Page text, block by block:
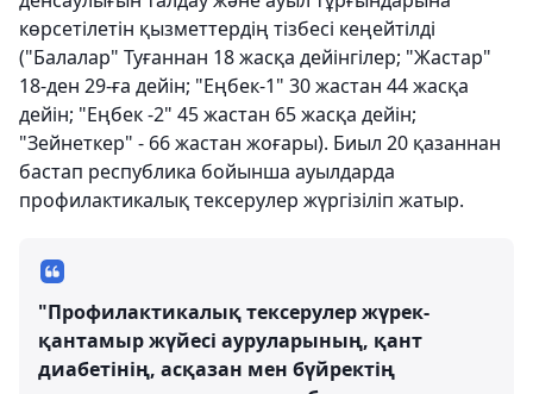
көрсетілетін қызметтердің тізбесі кеңейтілді
("Балалар" Туғаннан 18 жасқа дейінгілер; "Жастар"
18-ден 29-ға дейін; "Еңбек-1" 30 жастан 44 жасқа
дейін; "Еңбек -2" 45 жастан 65 жасқа дейін;
"Зейнеткер" - 66 жастан жоғары). Биыл 20 қазаннан
бастап республика бойынша ауылдарда
профилактикалық тексерулер жүргізіліп жатыр.
"Профилактикалық тексерулер жүрек-
қантамыр жүйесі ауруларының, қант
диабетінің, асқазан мен бүйректің